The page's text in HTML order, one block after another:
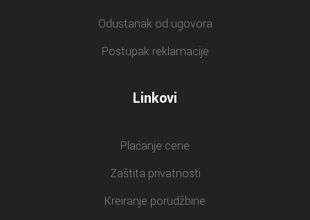
Odustanak od ugovora
Postupak reklamacije
Linkovi
Plaćanje cene
Zaštita privatnosti
Kreiranje porudžbine